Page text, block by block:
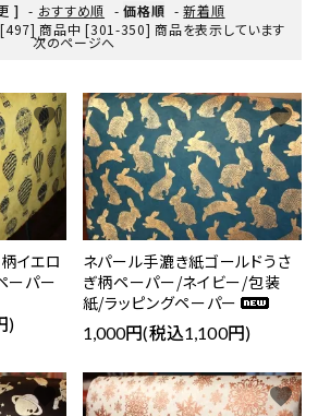
] - おすすめ順 -価格順 -新着順
商品中 [301-350] 商品を表示しています
次のページへ
イエロ
ーパー
)
favorite
ネパール手漉き紙ゴールドうさ
ぎ柄ペーパー/ネイビー/包装
紙/ラッピングペーパー
1,000円(税込1,100円)
favorite
favorite favorite